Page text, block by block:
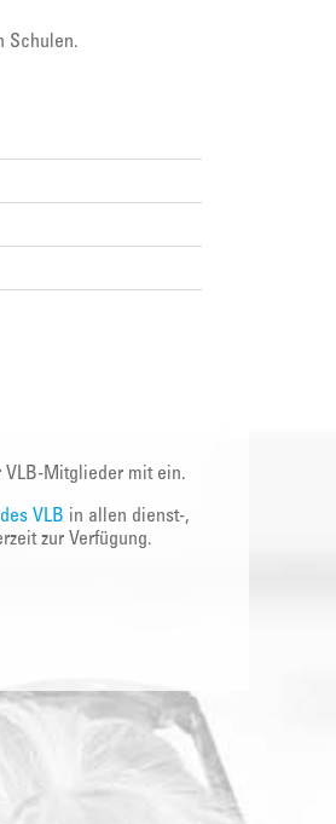
Schulen.
VLB-Mitglieder mit ein.
VLB in allen dienst-,
zur Verfügung.